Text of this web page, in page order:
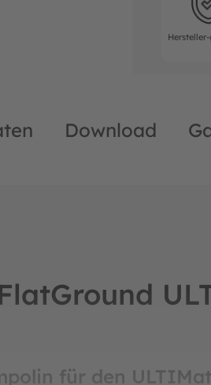
Download
für den